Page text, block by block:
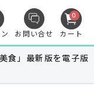
お問い合せ
0
カート
食」最新版を電子版